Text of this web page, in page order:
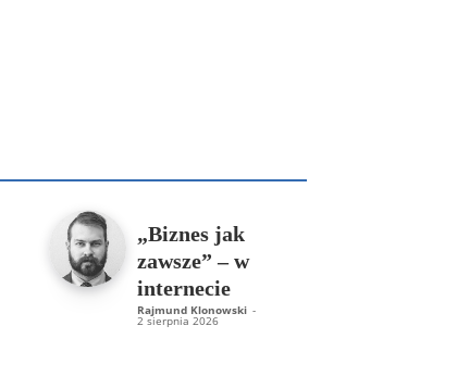
„Biznes jak
zawsze” – w
internecie
Rajmund Klonowski -
2 sierpnia 2026